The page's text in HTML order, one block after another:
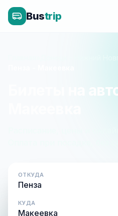
Bustrip
Донецк - Нижний
Билеты на
Расписание, цены и
ОТКУДА
КУДА